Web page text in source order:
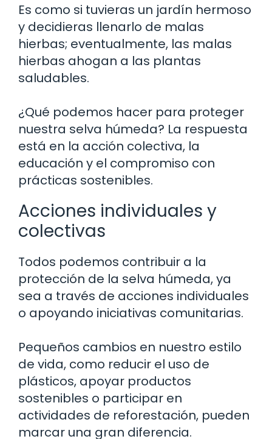
Es como si tuvieras un jardín hermoso
y decidieras llenarlo de malas
hierbas; eventualmente, las malas
hierbas ahogan a las plantas
saludables.
¿Qué podemos hacer para proteger
nuestra selva húmeda? La respuesta
está en la acción colectiva, la
educación y el compromiso con
prácticas sostenibles.
Acciones individuales y
colectivas
Todos podemos contribuir a la
protección de la selva húmeda, ya
sea a través de acciones individuales
o apoyando iniciativas comunitarias.
Pequeños cambios en nuestro estilo
de vida, como reducir el uso de
plásticos, apoyar productos
sostenibles o participar en
actividades de reforestación, pueden
marcar una gran diferencia.